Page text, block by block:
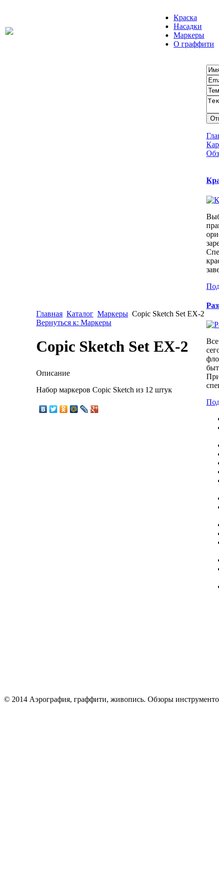
Краска
Насадки
Маркеры
О граффити
Главная Каталог Маркеры Copic Sketch Set EX-2
Вернуться к: Маркеры
Copic Sketch Set EX-2
Описание
Набор маркеров Copic Sketch из 12 штук
© 2014 Аэрография, граффити, живопись. Обзоры